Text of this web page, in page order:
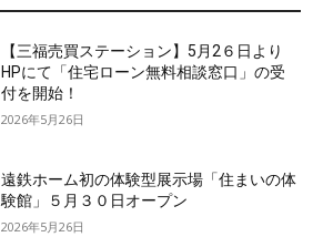
【三福売買ステーション】5月2６日より
HPにて「住宅ローン無料相談窓口」の受
付を開始！
2026年5月26日
遠鉄ホーム初の体験型展示場「住まいの体
験館」５月３０日オープン
2026年5月26日